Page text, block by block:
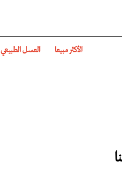
الأكثر مبيعا العسل الطبيعي